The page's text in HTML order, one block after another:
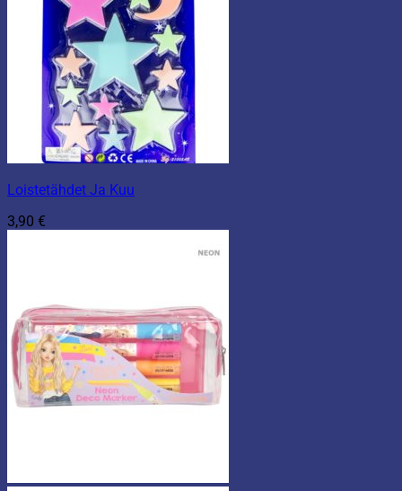
Loistetähdet Ja Kuu
3,90 €